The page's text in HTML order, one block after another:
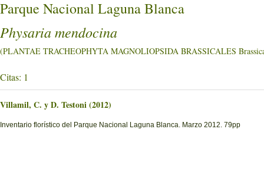
Parque Nacional Laguna Blanca
Physaria mendocina
(PLANTAE TRACHEOPHYTA MAGNOLIOPSIDA BRASSICALES
Citas: 1
Villamil, C. y D. Testoni (2012)
Inventario florístico del Parque Nacional Laguna Blanca. Marzo 2012. 79pp